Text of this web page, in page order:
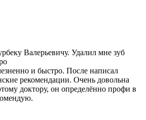
Валерьевичу. Удалил мне зуб
и быстро. После написал
рекомендации. Очень довольна
доктору, он определённо профи в